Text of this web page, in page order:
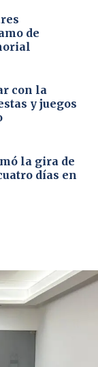
de
con la
y juegos
la gira de
días en